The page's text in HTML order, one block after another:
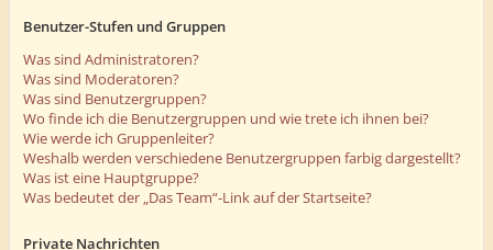
Benutzer-Stufen und Gruppen
Was sind Administratoren?
Was sind Moderatoren?
Was sind Benutzergruppen?
Wo finde ich die Benutzergruppen und wie trete ich ihnen bei?
Wie werde ich Gruppenleiter?
Weshalb werden verschiedene Benutzergruppen farbig dargestellt?
Was ist eine Hauptgruppe?
Was bedeutet der „Das Team“-Link auf der Startseite?
Private Nachrichten